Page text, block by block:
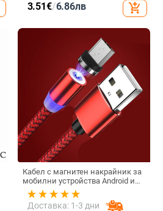
3.51€/6.86лв add_shopping_cart
Кабел с магнитен накрайник за
мобилни устройства Android и
iOS - бързо зареждане и
синхронизиране TYPE-C, Micro
USB и LIghting в
Доставка: 1-3 дни